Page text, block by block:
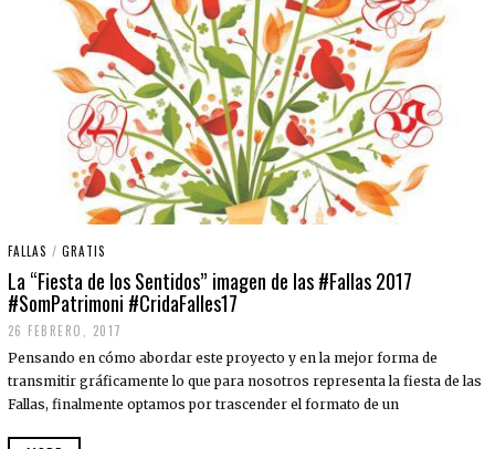
FALLAS / GRATIS
La “Fiesta de los Sentidos” imagen de las #Fallas 2017
#SomPatrimoni #CridaFalles17
26 FEBRERO, 2017
F
E
R
Pensando en cómo abordar este proyecto y en la mejor forma de
transmitir gráficamente lo que para nosotros representa la fiesta de las
Fallas, finalmente optamos por trascender el formato de un